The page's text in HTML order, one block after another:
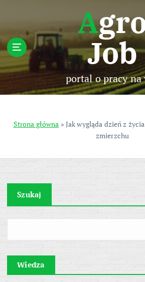
p
t
c
n
Agro
Job
portal o pracy na
Strona główna » Jak wygląda dzień z
zmierzchu
Szukaj
Wiedza